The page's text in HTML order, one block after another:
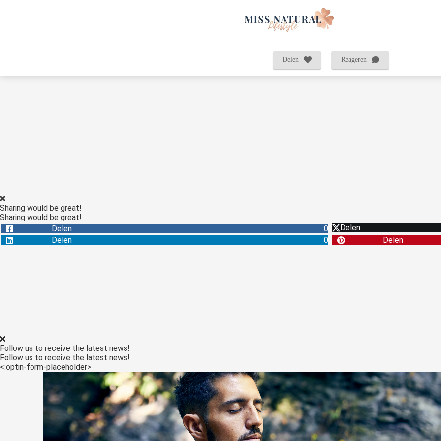
Delen Reageren
Sharing would be great!
Sharing would be great!
Delen
0
Delen
Delen
0 Delen
Follow us to receive the latest news!
Follow us to receive the latest news!
<:optin-form-placeholder>